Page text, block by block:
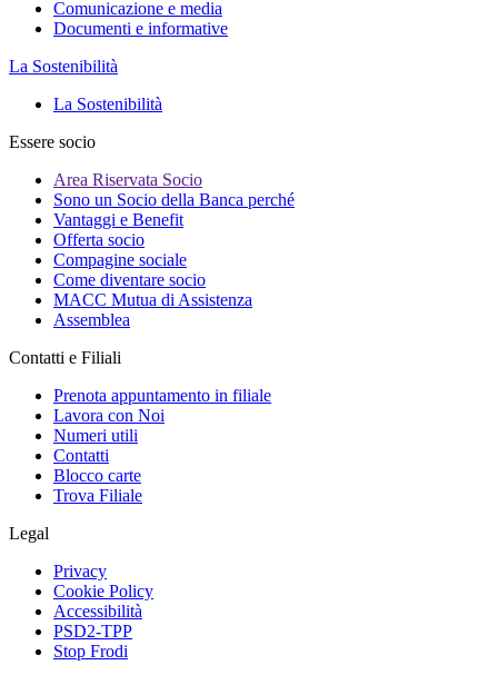
Comunicazione e media
Documenti e informative
La Sostenibilità
La Sostenibilità
Essere socio
Area Riservata Socio
Sono un Socio della Banca perché
Vantaggi e Benefit
Offerta socio
Compagine sociale
Come diventare socio
MACC Mutua di Assistenza
Assemblea
Contatti e Filiali
Prenota appuntamento in filiale
Lavora con Noi
Numeri utili
Contatti
Blocco carte
Trova Filiale
Legal
Privacy
Cookie Policy
Accessibilità
PSD2-TPP
Stop Frodi